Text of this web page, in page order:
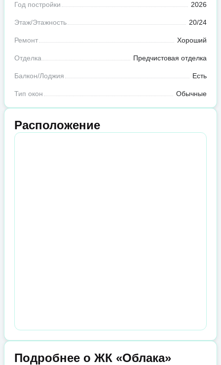
Год постройки 2026
Этаж/Этажность 20/24
Ремонт Хороший
Отделка Предчистовая отделка
Балкон/Лоджия Есть
Тип окон Обычные
Расположение
Подробнее о ЖК «Облака»